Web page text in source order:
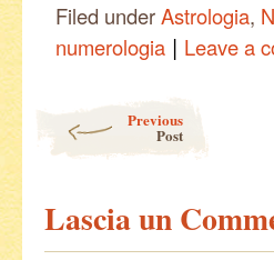
Filed underAstrologia,
numerologia | Leave a
Previous
Post
Lascia un